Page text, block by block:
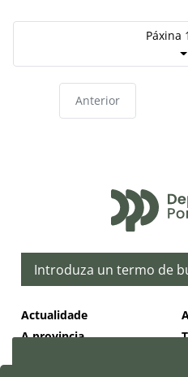
Páxina
Anterior
Buscar
Actualidade
A provincia